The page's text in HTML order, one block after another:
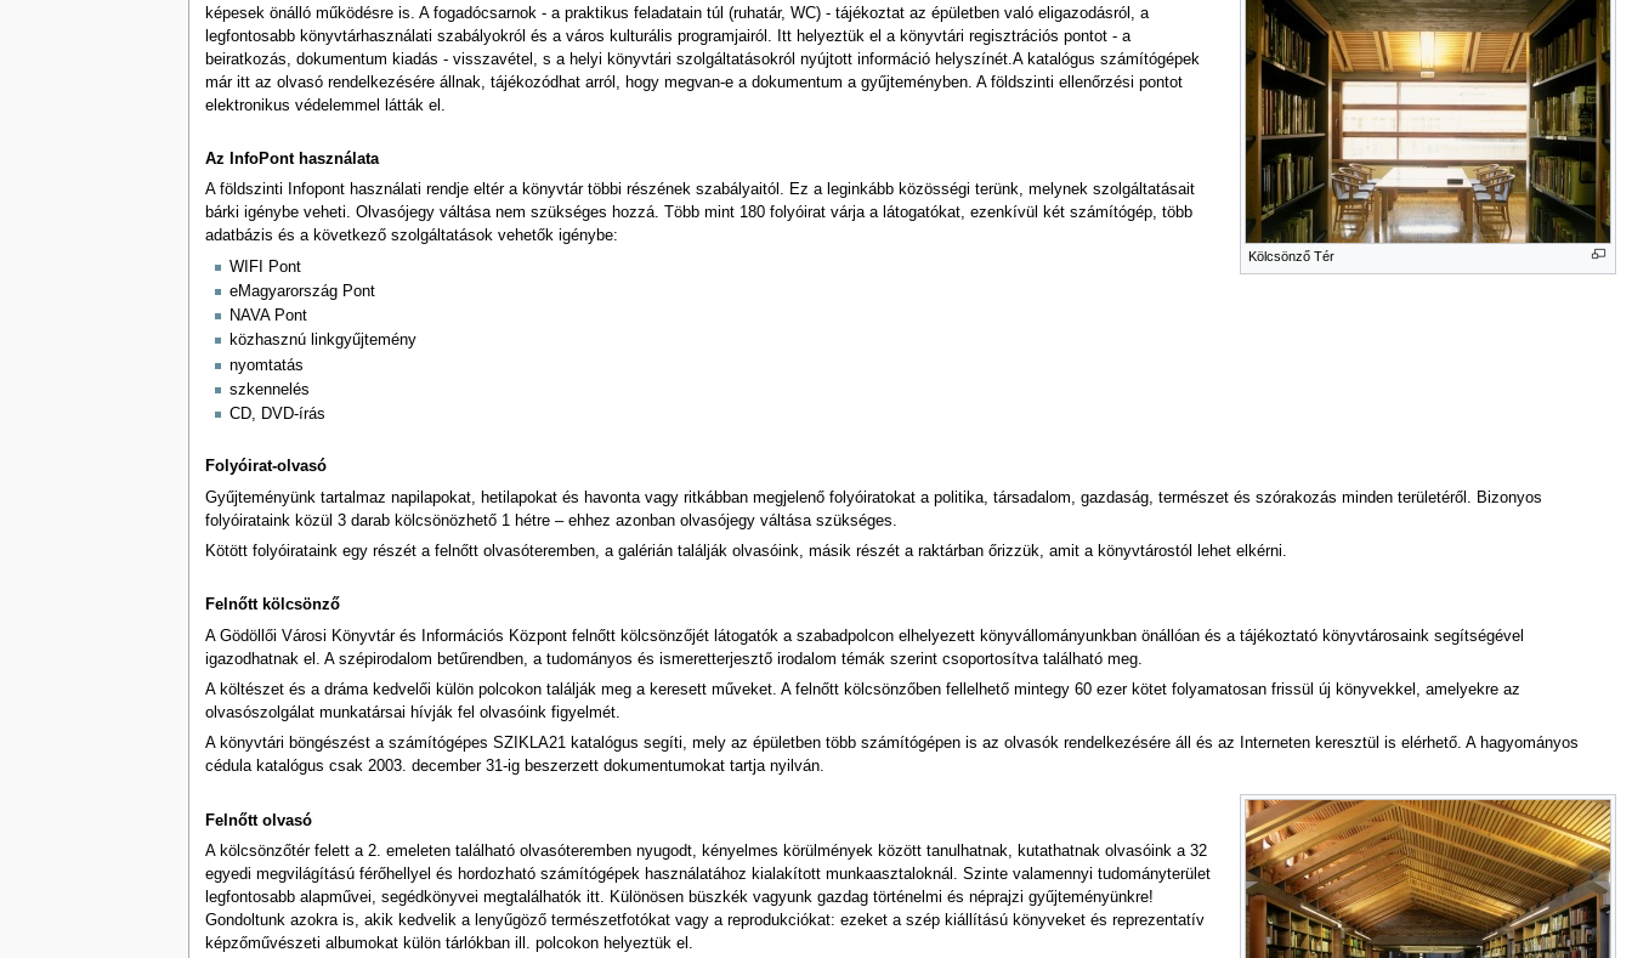
Kölcsönző Tér
képesek önálló működésre is. A fogadócsarnok - a praktikus feladatain túl (ruhatár, WC) - tájékoztat az épületben való eligazodásról, a
legfontosabb könyvtárhasználati szabályokról és a város kulturális programjairól. Itt helyeztük el a könyvtári regisztrációs pontot - a
beiratkozás, dokumentum kiadás - visszavétel, s a helyi könyvtári szolgáltatásokról nyújtott információ helyszínét.A katalógus számítógépek
már itt az olvasó rendelkezésére állnak, tájékozódhat arról, hogy megvan-e a dokumentum a gyűjteményben. A földszinti ellenőrzési pontot
elektronikus védelemmel látták el.
Az InfoPont használata
A földszinti Infopont használati rendje eltér a könyvtár többi részének szabályaitól. Ez a leginkább közösségi terünk, melynek szolgáltatásait
bárki igénybe veheti. Olvasójegy váltása nem szükséges hozzá. Több mint 180 folyóirat várja a látogatókat, ezenkívül két számítógép, több
adatbázis és a következő szolgáltatások vehetők igénybe:
WIFI Pont
eMagyarország Pont
NAVA Pont
közhasznú linkgyűjtemény
nyomtatás
szkennelés
CD, DVD-írás
Folyóirat-olvasó
Gyűjteményünk tartalmaz napilapokat, hetilapokat és havonta vagy ritkábban megjelenő folyóiratokat a politika, társadalom, gazdaság, természet és szórakozás minden területéről. Bizonyos
folyóirataink közül 3 darab kölcsönözhető 1 hétre – ehhez azonban olvasójegy váltása szükséges.
Kötött folyóirataink egy részét a felnőtt olvasóteremben, a galérián találják olvasóink, másik részét a raktárban őrizzük, amit a könyvtárostól lehet elkérni.
Felnőtt kölcsönző
A Gödöllői Városi Könyvtár és Információs Központ felnőtt kölcsönzőjét látogatók a szabadpolcon elhelyezett könyvállományunkban önállóan és a tájékoztató könyvtárosaink segítségével
igazodhatnak el. A szépirodalom betűrendben, a tudományos és ismeretterjesztő irodalom témák szerint csoportosítva található meg.
A költészet és a dráma kedvelői külön polcokon találják meg a keresett műveket. A felnőtt kölcsönzőben fellelhető mintegy 60 ezer kötet folyamatosan frissül új könyvekkel, amelyekre az
olvasószolgálat munkatársai hívják fel olvasóink figyelmét.
A könyvtári böngészést a számítógépes SZIKLA21 katalógus segíti, mely az épületben több számítógépen is az olvasók rendelkezésére áll és az Interneten keresztül is elérhető. A hagyományos
cédula katalógus csak 2003. december 31-ig beszerzett dokumentumokat tartja nyilván.
Felnőtt olvasó
A kölcsönzőtér felett a 2. emeleten található olvasóteremben nyugodt, kényelmes körülmények között tanulhatnak, kutathatnak olvasóink a 32
egyedi megvilágítású férőhellyel és hordozható számítógépek használatához kialakított munkaasztaloknál. Szinte valamennyi tudományterület
legfontosabb alapművei, segédkönyvei megtalálhatók itt. Különösen büszkék vagyunk gazdag történelmi és néprajzi gyűjteményünkre!
Gondoltunk azokra is, akik kedvelik a lenyűgöző természetfotókat vagy a reprodukciókat: ezeket a szép kiállítású könyveket és reprezentatív
képzőművészeti albumokat külön tárlókban ill. polcokon helyeztük el.